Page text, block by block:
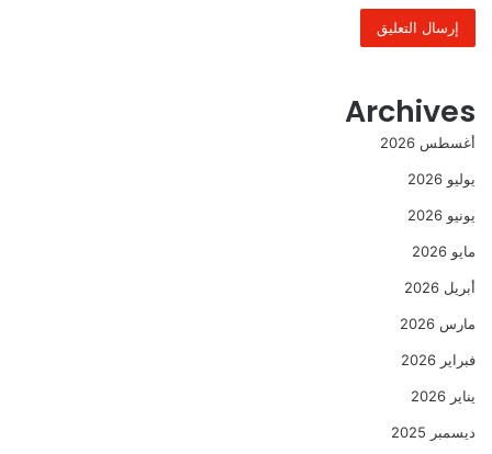
Archives
أغسطس 2026
يوليو 2026
يونيو 2026
مايو 2026
أبريل 2026
مارس 2026
فبراير 2026
يناير 2026
ديسمبر 2025